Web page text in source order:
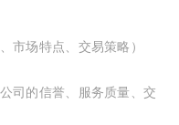
市场特点、交易策略）
司的信誉、服务质量、交